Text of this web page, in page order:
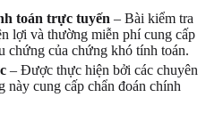
toán trực tuyến – Bài kiểm tra
lợi và thường miễn phí cung cấp
chứng của chứng khó tính toán.
– Được thực hiện bởi các chuyên
này cung cấp chẩn đoán chính